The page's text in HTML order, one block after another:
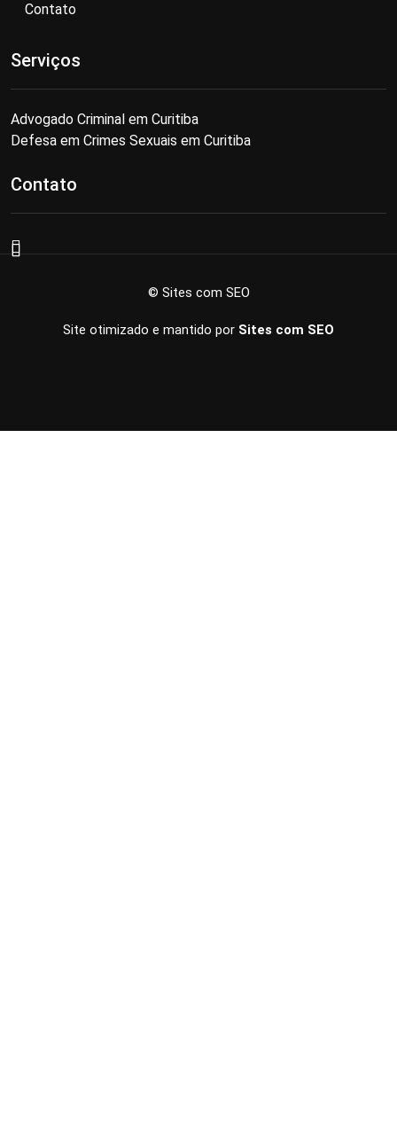
Contato
Serviços
Advogado Criminal em Curitiba
Defesa em Crimes Sexuais em Curitiba
Contato
© Sites com SEO
Site otimizado e mantido por Sites com SEO